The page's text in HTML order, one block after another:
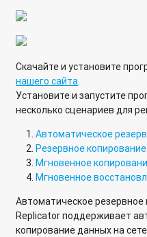
Сообщение "The file system
делать?
О чем сигнализируют
светодиодных
Что означают ошибки,
хранилища?
Как выполнить проверку
сетевом хранилище QNAP?
О чем сигнализирует
индикаторов на модуле
Скачайте и установите
нашего сайта.
Установите и запустите
несколько сценариев для
Автоматическое
Резервное
Мгновенное
Мгновенное
Автоматическое резервное
Replicator поддерживает
копирование данных на